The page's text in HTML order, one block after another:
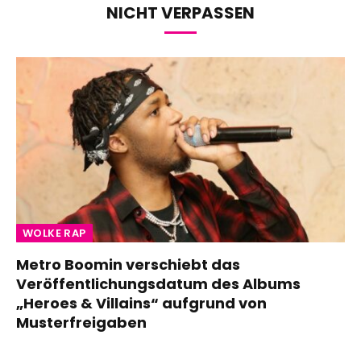
NICHT VERPASSEN
WOLKE RAP
Metro Boomin verschiebt das
Veröffentlichungsdatum des Albums
„Heroes & Villains“ aufgrund von
Musterfreigaben